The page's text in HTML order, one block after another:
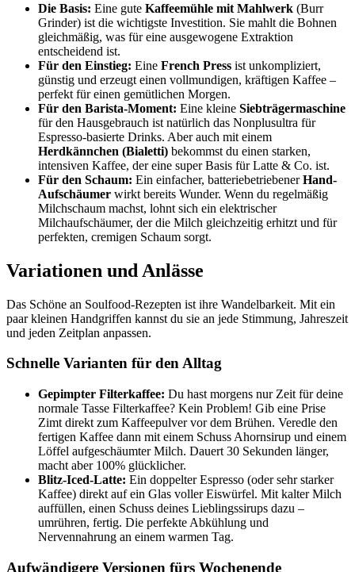
Die Basis: Eine gute Kaffeemühle mit Mahlwerk (Burr
Grinder) ist die wichtigste Investition. Sie mahlt die Bohnen
gleichmäßig, was für eine ausgewogene Extraktion
entscheidend ist.
Für den Einstieg: Eine French Press ist unkompliziert,
günstig und erzeugt einen vollmundigen, kräftigen Kaffee –
perfekt für einen gemütlichen Morgen.
Für den Barista-Moment: Eine kleine Siebträgermaschine
für den Hausgebrauch ist natürlich das Nonplusultra für
Espresso-basierte Drinks. Aber auch mit einem
Herdkännchen (Bialetti) bekommst du einen starken,
intensiven Kaffee, der eine super Basis für Latte & Co. ist.
Für den Schaum: Ein einfacher, batteriebetriebenerHand-
Aufschäumer wirkt bereits Wunder. Wenn du regelmäßig
Milchschaum machst, lohnt sich ein elektrischer
Milchaufschäumer, der die Milch gleichzeitig erhitzt und für
perfekten, cremigen Schaum sorgt.
Variationen und Anlässe
Das Schöne an Soulfood-Rezepten ist ihre Wandelbarkeit. Mit ein
paar kleinen Handgriffen kannst du sie an jede Stimmung, Jahreszeit
und jeden Zeitplan anpassen.
Schnelle Varianten für den Alltag
Gepimpter Filterkaffee: Du hast morgens nur Zeit für deine
normale Tasse Filterkaffee? Kein Problem! Gib eine Prise
Zimt direkt zum Kaffeepulver vor dem Brühen. Veredle den
fertigen Kaffee dann mit einem Schuss Ahornsirup und einem
Löffel aufgeschäumter Milch. Dauert 30 Sekunden länger,
macht aber 100% glücklicher.
Blitz-Iced-Latte: Ein doppelter Espresso (oder sehr starker
Kaffee) direkt auf ein Glas voller Eiswürfel. Mit kalter Milch
auffüllen, einen Schuss deines Lieblingssirups dazu –
umrühren, fertig. Die perfekte Abkühlung und
Nervennahrung an einem warmen Tag.
Aufwändigere Versionen fürs Wochenende